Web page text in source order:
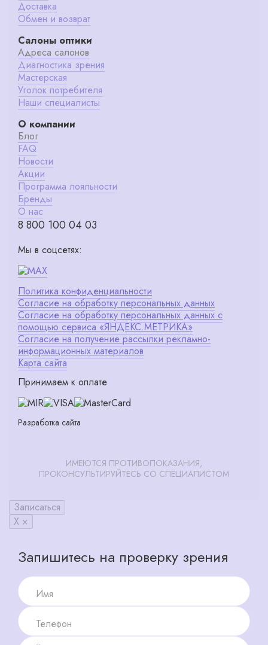
Доставка
Обмен и возврат
Салоны оптики
Адреса салонов
Диагностика зрения
Мастерская
Уголок потребителя
Наши специалисты
О компании
Блог
FAQ
Новости
Акции
Программа лояльности
Бренды
О нас
8 800 100 04 03
Мы в соцсетях:
Политика конфиденциальности
Согласие на обработку персональных данных
Согласие на обработку персональных данных с
помощью сервиса «ЯНДЕКС.МЕТРИКА»
Согласие на получение рассылки рекламно-
информационных материалов
Карта сайта
Принимаем к оплате
Разработка сайта
ИМЕЮТСЯ ПРОТИВОПОКАЗАНИЯ,
ПРОКОНСУЛЬТИРУЙТЕСЬ СО СПЕЦИАЛИСТОМ
Записаться
X ×
Запишитесь на проверку зрения
Имя
Телефон